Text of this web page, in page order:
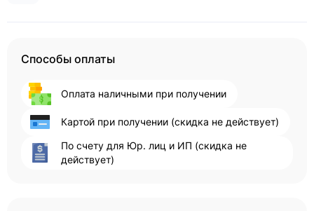
Способы оплаты
Оплата наличными при получении
Картой при получении (скидка не действует)
По счету для Юр. лиц и ИП (скидка не
действует)